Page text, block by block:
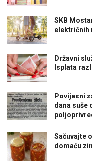
SKB
električnih
Državni
Isplata
Povijesni
dana suše
Sačuvajte
domaću